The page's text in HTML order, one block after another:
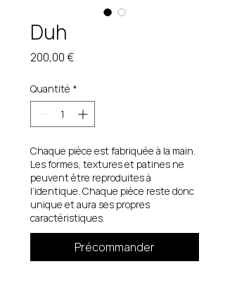
Duh
200,00 €
Quantité *
Chaque pièce est fabriquée à la main.
Les formes, textures et patines ne
peuvent être reproduites à
l’identique. Chaque pièce reste donc
unique et aura ses propres
caractéristiques.
Précommander